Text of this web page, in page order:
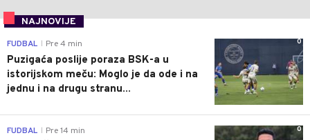
NAJNOVIJE
0
FUDBAL Pre 4 min
Puzigaća poslije poraza BSK-a u
istorijskom meču: Moglo je da ode i na
jednu i na drugu stranu...
0
FUDBAL Pre 14 min